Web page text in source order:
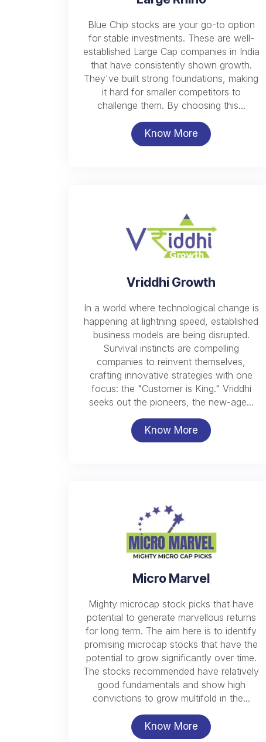
Blue Chip stocks are your go-to option
for stable investments. These are well-
established Large Cap companies in India
that have consistently shown growth.
They've built strong foundations, making
it hard for smaller competitors to
challenge them. By choosing this...
Know More
Vriddhi Growth
In a world where technological change is
happening at lightning speed, established
business models are being disrupted.
Survival instincts are compelling
companies to reinvent themselves,
crafting innovative strategies with one
focus: the "Customer is King." Vriddhi
seeks out the pioneers, the new-age...
Know More
Micro Marvel
Mighty microcap stock picks that have
potential to generate marvellous returns
for long term. The aim here is to identify
promising microcap stocks that have the
potential to grow significantly over time.
The stocks recommended have relatively
good fundamentals and show high
convictions to grow multifold in the...
Know More